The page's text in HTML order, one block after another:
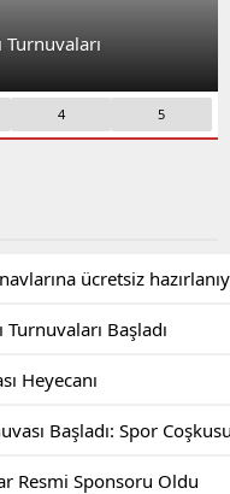
Turnuvaları
4 5
ücretsiz
Başladı
Heyecanı
Başladı: Spor
Resmi Sponsoru Oldu